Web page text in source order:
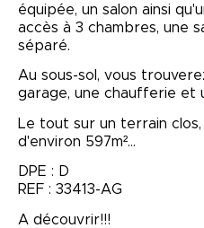
équipée, un salon ainsi
accès à 3 chambres, une
séparé.
Au sous-sol, vous
garage, une chaufferie et
Le tout sur un terrain
d'environ 597m²...
DPE : D
REF : 33413-AG
A découvrir!!!